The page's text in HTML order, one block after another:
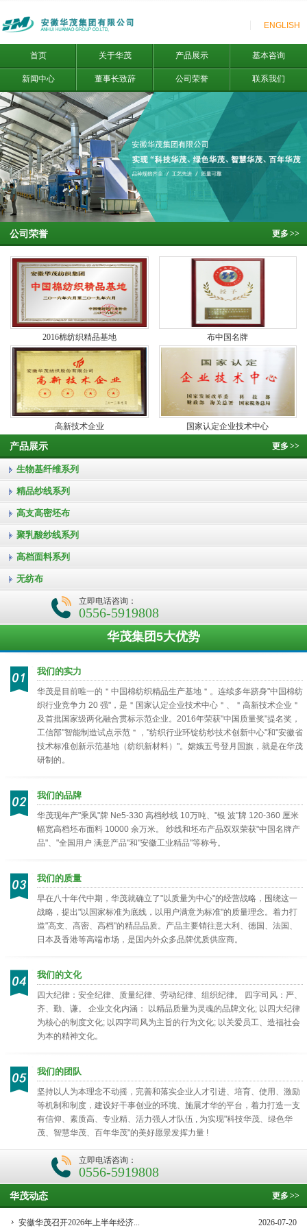
ENGLISH
首页 关于华茂 产品展示 基本咨询
新闻中心 董事长致辞 公司荣誉 联系我们
更多>>
公司荣誉
2016棉纺织精品基地 布中国名牌
高新技术企业 国家认定企业技术中心
更多>>
产品展示
生物基纤维系列
精品纱线系列
高支高密坯布
聚乳酸纱线系列
高档面料系列
无纺布
立即电话咨询：
0556-5919808
华茂集团5大优势
我们的实力
华茂是目前唯一的＂中国棉纺织精品生产基地＂。连续多年跻身"中国棉纺
织行业竞争力 20 强"，是＂国家认定企业技术中心＂、＂高新技术企业＂
及首批国家级两化融合贯标示范企业。2016年荣获"中国质量奖"提名奖，
工信部"智能制造试点示范＂，"纺织行业环锭纺纱技术创新中心"和"安徽省
技术标准创新示范基地（纺织新材料）"。嫦娥五号登月国旗，就是在华茂
研制的。
我们的品牌
华茂现年产"乘风"牌 Ne5-330 高档纱线 10万吨、"银 波"牌 120-360 厘米
幅宽高档坯布面料 10000 余万米。 纱线和坯布产品双双荣获"中国名牌产
品"、"全国用户 满意产品"和"安徽工业精品"等称号。
我们的质量
早在八十年代中期，华茂就确立了"以质量为中心"的经营战略，围绕这一
战略，提出"以国家标准为底线，以用户满意为标准"的质量理念。着力打
造"高支、高密、高档"的精品品质。产品主要销往意大利、德国、法国、
日本及香港等高端市场，是国内外众多品牌优质供应商。
我们的文化
四大纪律：安全纪律、质量纪律、劳动纪律、组织纪律。 四字司风：严、
齐、勤、谦。 企业文化内涵： 以精品质量为灵魂的品牌文化; 以四大纪律
为核心的制度文化; 以四字司风为主旨的行为文化; 以关爱员工、造福社会
为本的精神文化。
我们的团队
坚持以人为本理念不动摇，完善和落实企业人才引进、培育、使用、激励
等机制和制度，建设好干事创业的环境、施展才华的平台，着力打造一支
有信仰、素质高、专业精、活力强人才队伍 , 为实现"科技华茂、绿色华
茂、智慧华茂、百年华茂"的美好愿景发挥力量 !
立即电话咨询：
0556-5919808
更多>>
华茂动态
2026-07-20
安徽华茂召开2026年上半年经济...